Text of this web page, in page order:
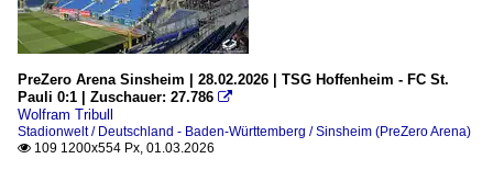
PreZero Arena Sinsheim | 28.02.2026 | TSG Hoffenheim - FC St.
Pauli 0:1 | Zuschauer: 27.786 
Wolfram Tribull
Stadionwelt / Deutschland - Baden-Württemberg / Sinsheim (PreZero Arena)
 109 1200x554 Px, 01.03.2026